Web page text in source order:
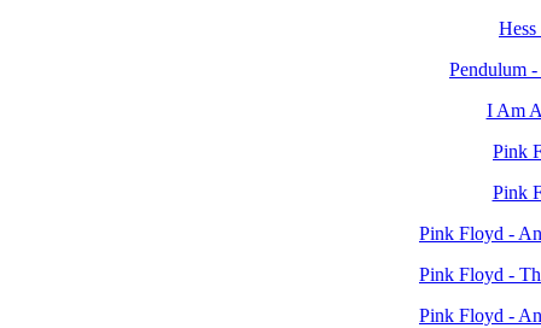
Pendulum
I Am
Pink
Pink
Pink Floyd -
Pink Floyd -
Pink Floyd -